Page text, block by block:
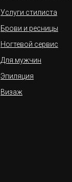
Услуги стилиста
Брови и ресницы
Ногтевой сервис
Для мужчин
Эпиляция
Визаж